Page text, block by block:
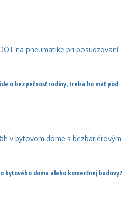
o bezpečnosť rodiny, treba ho mať pod
bytového domu alebo komerčnej budovy?